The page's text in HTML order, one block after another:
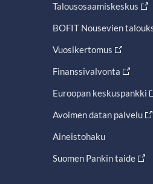
Talousosaamiskeskus
BOFIT Nousevien
Vuosikertomus
Finanssivalvonta
Euroopan keskuspankki
Avoimen datan palvelu
Aineistohaku
Suomen Pankin taide